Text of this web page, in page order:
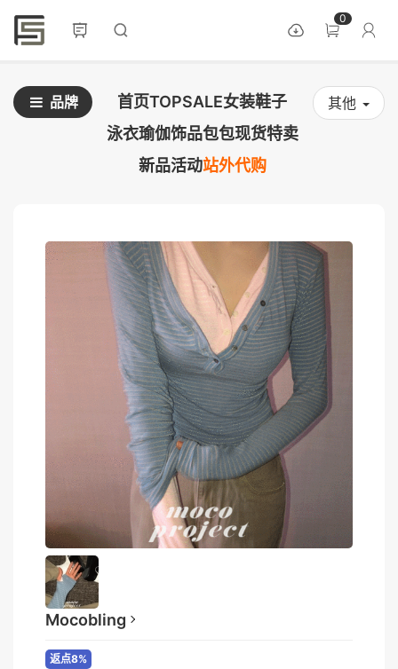
0
品牌 首页TOPSALE女装鞋子
泳衣瑜伽饰品包包现货特卖
新品活动站外代购
其他
Mocobling
返点8%